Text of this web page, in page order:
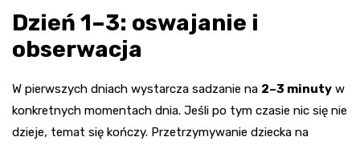
Dzień 1–3: oswajanie i
obserwacja
W pierwszych dniach wystarcza sadzanie na 2–3 minuty w
konkretnych momentach dnia. Jeśli po tym czasie nic się nie
dzieje, temat się kończy. Przetrzymywanie dziecka na